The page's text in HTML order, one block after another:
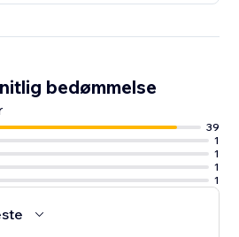
bedømmelse
39
1
1
1
1